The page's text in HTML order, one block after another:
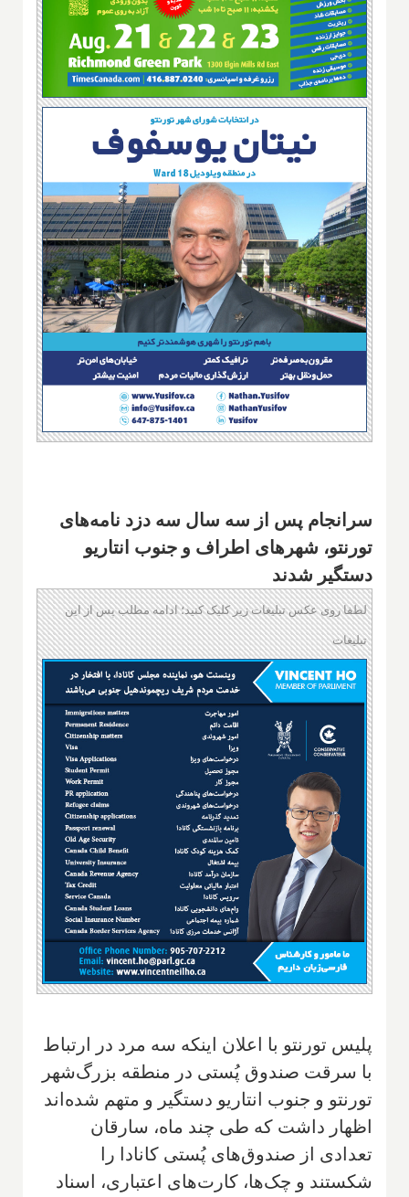
سرانجام پس از سه سال سه دزد نامه‌های
تورنتو، شهرهای اطراف و جنوب انتاریو
دستگیر شدند
لطفا روی عکس تبلیغات زیر کلیک کنید؛ ادامه مطلب پس از این
تبلیغات
پلیس تورنتو با اعلان اینکه سه مرد در ارتباط
با سرقت صندوق پُستی در منطقه بزرگ‌شهر
تورنتو و جنوب انتاریو دستگیر و متهم شده‌اند
اظهار داشت که طی چند ماه، سارقان
تعدادی از صندوق‌های پُستی کانادا را
شکستند و چک‌ها، کارت‌های اعتباری، اسناد